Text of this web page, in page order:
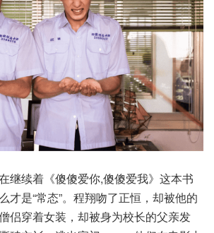
继续着《傻傻爱你,傻傻爱我》这本书
才是“常态”。程翔吻了正恒，却被他的
侣穿着女装，却被身为校长的父亲发